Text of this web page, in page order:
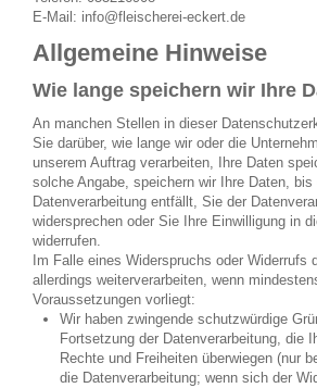
E-Mail: info@fleischerei-eckert.de
Allgemeine Hinweise
Wie lange speichern wir Ihre
An manchen Stellen in dieser
Sie darüber, wie lange wir oder die
unserem Auftrag verarbeiten, Ihre Daten
solche Angabe, speichern wir Ihre Daten,
Datenverarbeitung entfällt, Sie der
widersprechen oder Sie Ihre Einwilligung in
widerrufen.
Im Falle eines Widerspruchs oder Widerrufs
allerdings weiterverarbeiten, wenn
Voraussetzungen vorliegt:
Wir haben zwingende schutzwürdige
Fortsetzung der Datenverarbeitung, die
Rechte und Freiheiten überwiegen (nur
die Datenverarbeitung; wenn sich der